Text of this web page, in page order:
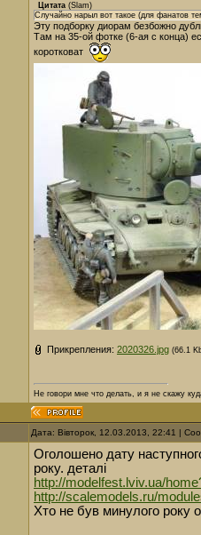
Цитата (Slam)
Случайно нарыл вот такое (для фанатов
Эту подборку диорам безбожно
Там на 35-ой фотке (6-ая с конца)
коротковат
Прикрепления: 2020326.jpg (66.1
Не говори мне что делать, и я не скажу
Дата: Вівторок, 12.03.2013, 22:41 |
Оголошено дату
року. деталі
http://modelfest.lviv.ua/
http://scalemodels.ru/
Хто не був минулого року